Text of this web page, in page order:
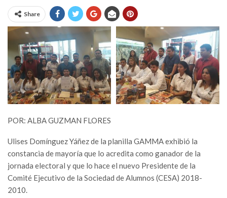
Share
POR: ALBA GUZMAN FLORES
Ulises Domínguez Yáñez de la planilla GAMMA exhibió la
constancia de mayoría que lo acredita como ganador de la
jornada electoral y que lo hace el nuevo Presidente de la
Comité Ejecutivo de la Sociedad de Alumnos (CESA) 2018-
2010.